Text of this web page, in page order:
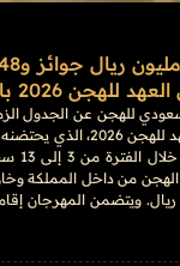
2026 بالطائف
للهجن عن الجدول
مهرجان ولي العهد للهجن
من داخل المملكة